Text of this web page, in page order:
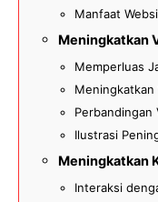
Manfaat
Meningkatkan
Memperluas
Meningkatkan
Perbandingan
Ilustrasi
Meningkatkan
Interaksi